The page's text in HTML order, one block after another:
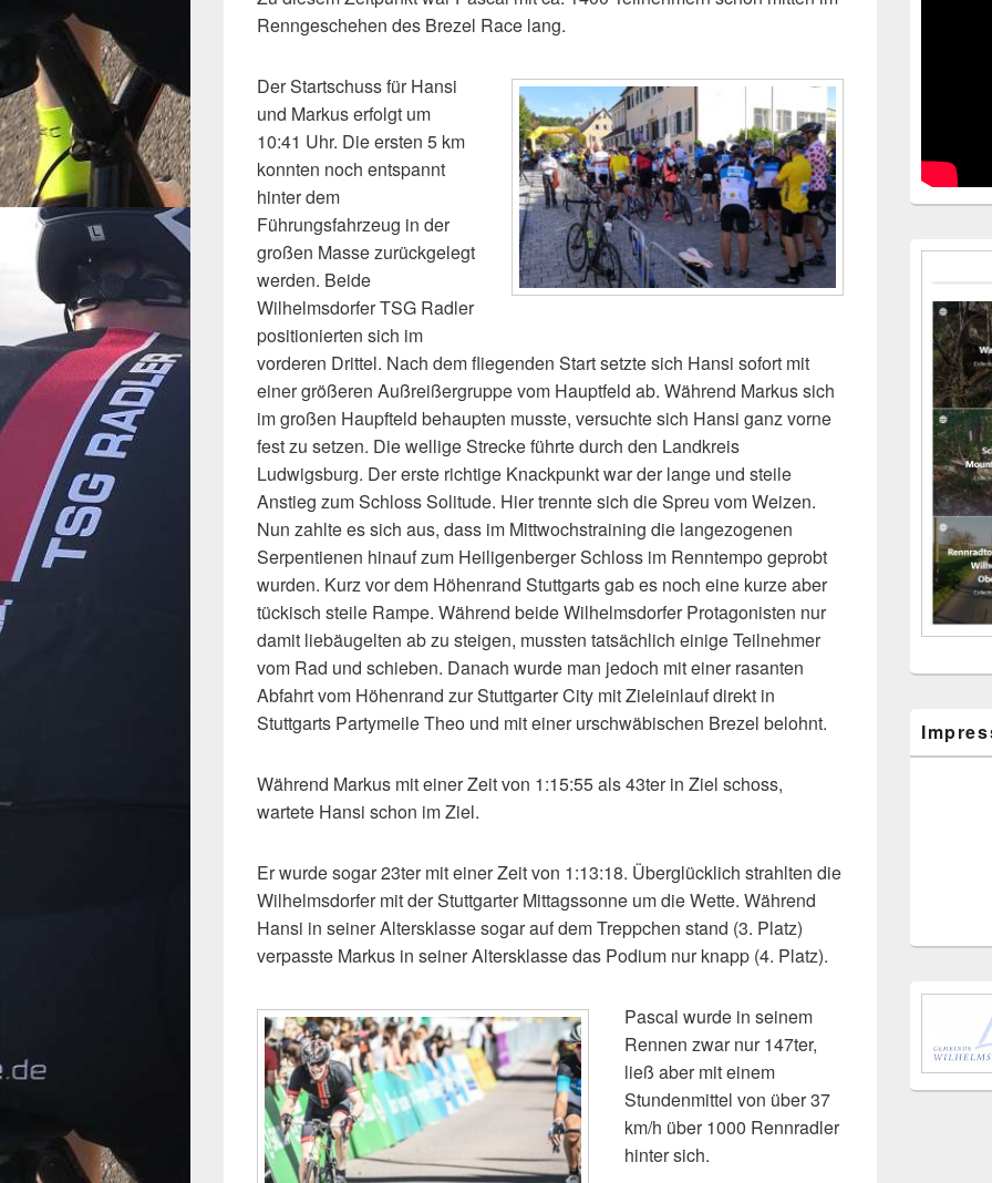
Renngeschehen des Brezel Race lang.
Der Startschuss für Hansi
und Markus erfolgt um
10:41 Uhr. Die ersten 5 km
konnten noch entspannt
hinter dem
Führungsfahrzeug in der
großen Masse zurückgelegt
werden. Beide
Wilhelmsdorfer TSG Radler
positionierten sich im
vorderen Drittel. Nach dem fliegenden Start setzte sich Hansi sofort mit
einer größeren Außreißergruppe vom Hauptfeld ab. Während Markus sich
im großen Haupfteld behaupten musste, versuchte sich Hansi ganz vorne
fest zu setzen. Die wellige Strecke führte durch den Landkreis
Ludwigsburg. Der erste richtige Knackpunkt war der lange und steile
Anstieg zum Schloss Solitude. Hier trennte sich die Spreu vom Weizen.
Nun zahlte es sich aus, dass im Mittwochstraining die langezogenen
Serpentienen hinauf zum Heiligenberger Schloss im Renntempo geprobt
wurden. Kurz vor dem Höhenrand Stuttgarts gab es noch eine kurze aber
tückisch steile Rampe. Während beide Wilhelmsdorfer Protagonisten nur
damit liebäugelten ab zu steigen, mussten tatsächlich einige Teilnehmer
vom Rad und schieben. Danach wurde man jedoch mit einer rasanten
Abfahrt vom Höhenrand zur Stuttgarter City mit Zieleinlauf direkt in
Stuttgarts Partymeile Theo und mit einer urschwäbischen Brezel belohnt.
Während Markus mit einer Zeit von 1:15:55 als 43ter in Ziel schoss,
wartete Hansi schon im Ziel.
Er wurde sogar 23ter mit einer Zeit von 1:13:18. Überglücklich strahlten die
Wilhelmsdorfer mit der Stuttgarter Mittagssonne um die Wette. Während
Hansi in seiner Altersklasse sogar auf dem Treppchen stand (3. Platz)
verpasste Markus in seiner Altersklasse das Podium nur knapp (4. Platz).
Pascal wurde in seinem
Rennen zwar nur 147ter,
ließ aber mit einem
Stundenmittel von über 37
km/h über 1000 Rennradler
hinter sich.